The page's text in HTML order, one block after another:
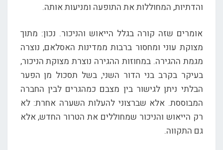
והדתיות, המחוללות את התופעה ומניעות אותה.
אומרים שזה קורה בגלל הייאוש והניכור. נכון: מתוך
מצוקת עוני ומחסור ברבות ממדינות האסלאם, נוצרה
מגמת ההגירה. במחוזות ההגירה נוצרת מצוקת הניכור,
בעיקר בקרב בני הדור השני, בשל תסכול מן הפער
הבלתי ניתן לגישור בין מצבם כמהגרים לבין החברה
המבוססת. אלא שברצוני להעלות השערה אחרת: לא
רק הייאוש והניכור שמחוללים את הטרור החדש, אלא
גם התקווה.